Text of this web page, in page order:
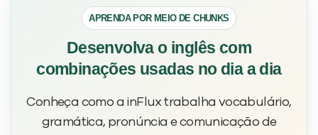
APRENDA POR MEIO DE CHUNKS
Desenvolva o inglês com
combinações usadas no dia a dia
Conheça como a inFlux trabalha vocabulário,
gramática, pronúncia e comunicação de